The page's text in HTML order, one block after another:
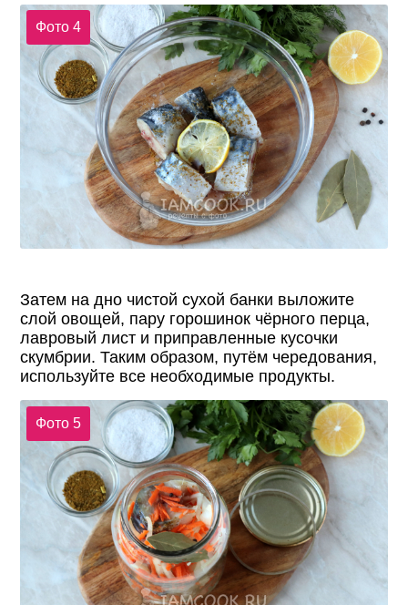
Фото 4
Затем на дно чистой сухой банки выложите
слой овощей, пару горошинок чёрного перца,
лавровый лист и приправленные кусочки
скумбрии. Таким образом, путём чередования,
используйте все необходимые продукты.
Фото 5